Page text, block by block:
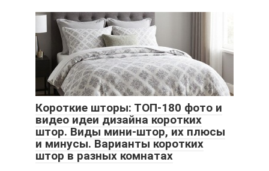
Короткие шторы: ТОП-180 фото и
видео идеи дизайна коротких
штор. Виды мини-штор, их плюсы
и минусы. Варианты коротких
штор в разных комнатах